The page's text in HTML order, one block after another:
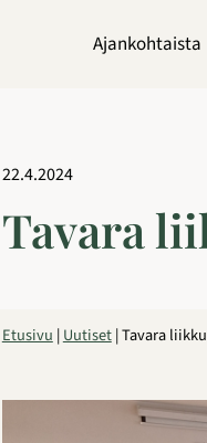
Ajankohtaista
22.4.2024
Tavara
Etusivu|Uutiset|Tavara